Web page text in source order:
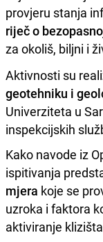
provjeru stanja
riječ o
za okoliš, biljni i
Aktivnosti su
geotehniku i
Univerziteta u
inspekcijskih
Kako navode iz
ispitivanja
mjera koje se
uzroka i faktora
aktiviranje